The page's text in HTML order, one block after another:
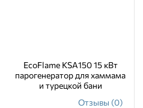
EcoFlame KSA150 15 кВт
парогенератор для хаммама
и турецкой бани
Отзывы (0)